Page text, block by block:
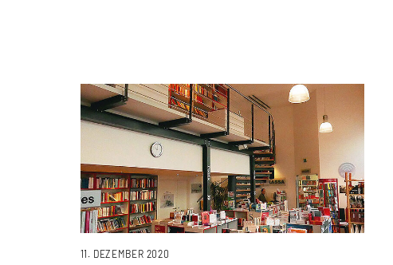
11. DEZEMBER 2020